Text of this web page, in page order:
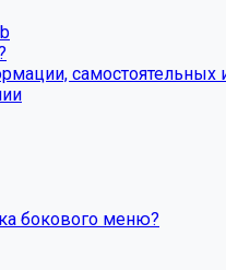
самостоятельных
бокового меню?